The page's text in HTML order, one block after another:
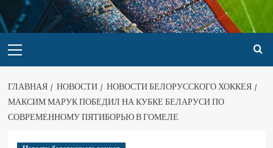
ГЛАВНАЯ НОВОСТИ
НОВОСТИ БЕЛОРУССКОГО ХОККЕЯ
МАКСИМ МАРУК ПОБЕДИЛ НА КУБКЕ БЕЛАРУСИ ПО
СОВРЕМЕННОМУ ПЯТИБОРЬЮ В ГОМЕЛЕ